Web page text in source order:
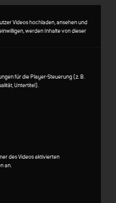
Videos hochladen, ansehen und
werden Inhalte von dieser
für die Player-Steuerung (z. B.
Untertitel).
des Videos aktivierten
an.